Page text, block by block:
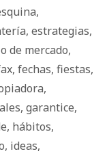
,
, estrategias,
de mercado,
, fechas, fiestas,
,
, garantice,
, há­bi­tos,
, ideas,